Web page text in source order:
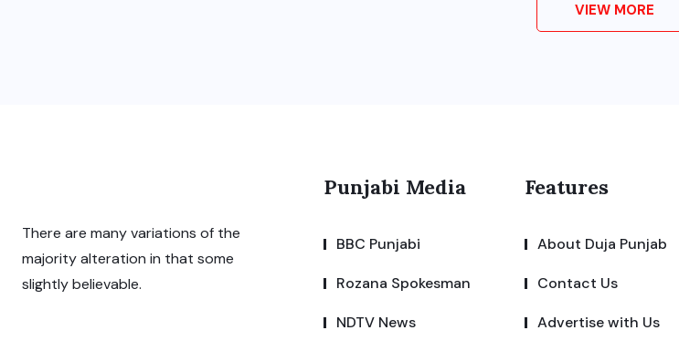
VIEW MORE
There are many variations of the
majority alteration in that some
slightly believable.
Punjabi Media
BBC Punjabi
Rozana Spokesman
NDTV News
Features
About Duja Punjab
Contact Us
Advertise with Us